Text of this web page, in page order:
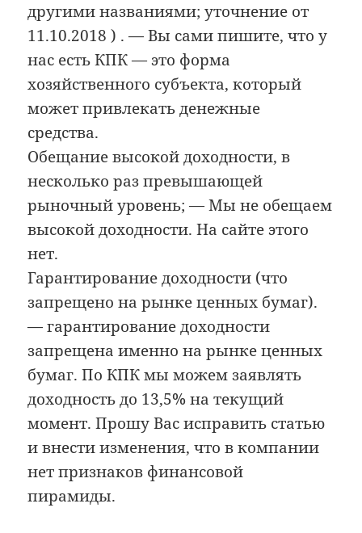
другими названиями; уточнение от
11.10.2018 ) . — Вы сами пишите, что у
нас есть КПК — это форма
хозяйственного субъекта, который
может привлекать денежные
средства.
Обещание высокой доходности, в
несколько раз превышающей
рыночный уровень; — Мы не обещаем
высокой доходности. На сайте этого
нет.
Гарантирование доходности (что
запрещено на рынке ценных бумаг).
— гарантирование доходности
запрещена именно на рынке ценных
бумаг. По КПК мы можем заявлять
доходность до 13,5% на текущий
момент. Прошу Вас исправить статью
и внести изменения, что в компании
нет признаков финансовой
пирамиды.